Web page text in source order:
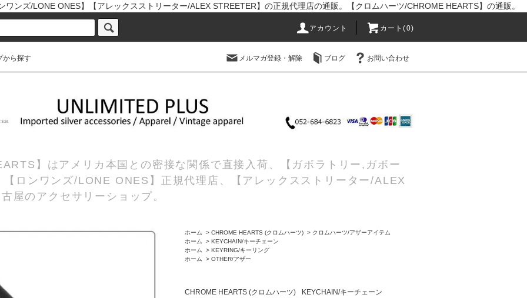
ンズ/LONE ONES】【アレックスストリーター/ALEX STREETER】の正規代理店の通販。【クロムハーツ/CHROME HEARTS】の通販。
アカウント カート(0)
から探す メルマガ登録・解除 ブログ お問い合わせ
】はアメリカ本国との密接な関係で直接入荷、【ガボラトリー,ガボー
ロンワンズ/LONE ONES】正規代理店、【アレックスストリーター/ALEX
屋のアクセサリーショップ。
ホーム > CHROME HEARTS (クロムハーツ) > クロムハーツ/アザーアイテム
ホーム
> KEYCHAIN/キーチェーン
ホーム
> KEYRING/キーリング
ホーム
> OTHER/アザー
CHROME HEARTS (クロムハーツ)
KEYCHAIN/キーチェーン